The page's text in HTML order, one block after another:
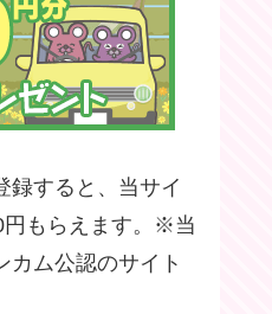
録すると、当サイ
円もらえます。※当
カム公認のサイト